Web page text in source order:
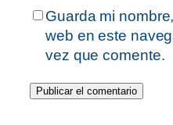
Guarda mi
web en este
vez que comente.